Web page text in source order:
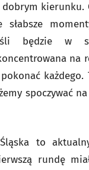
kierunku.
będzie w
na
spoczywać
to
rundę